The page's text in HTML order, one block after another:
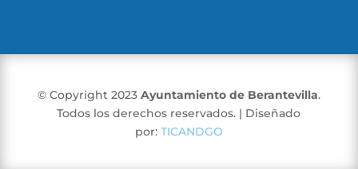
© Copyright 2023 Ayuntamiento de Berantevilla.
Todos los derechos reservados. | Diseñado
por: TICANDGO